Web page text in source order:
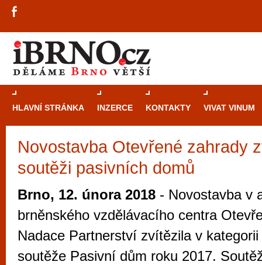
HLAVNÍ STRÁNKA INZERCE KONTAKTY VIVAT VINUM
Novostavba Otevřené zahrady
soutěži pasivních domů
Brno, 12. února 2018 - Novostavba v
brněnského vzdělávacího centra
Nadace Partnerství zvítězila v
soutěže Pasivní dům roku 2017.
Průvodce
Brně: Od
Brno je
zajímavé
restaurace,
Mimo jiné je ale také místem, kde si